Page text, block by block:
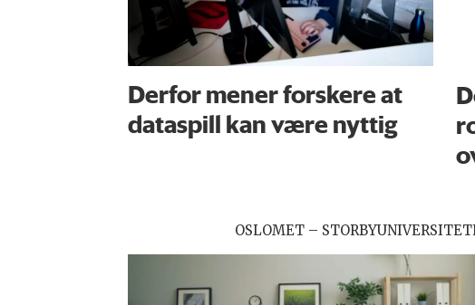
Derfor mener forskere at
dataspill kan være nyttig
OSLOMET –